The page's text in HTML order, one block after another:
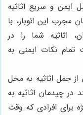
ایمن و سریع اثاثیه
مجرب این اتوبار، با
اثاثیه شما را در
تمام نکات ایمنی به
حمل اثاثیه به محل
در چیدمان اثاثیه به
برای افرادی که وقت